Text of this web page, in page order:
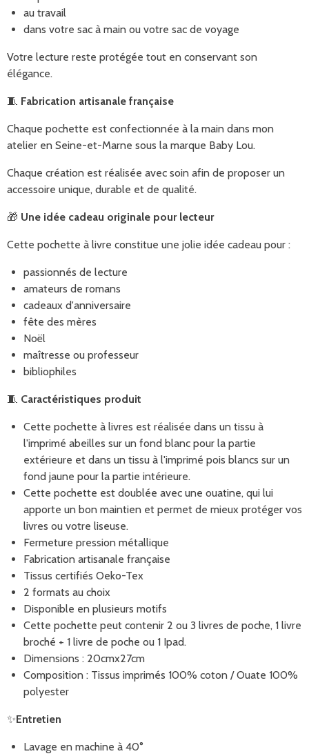
au travail
dans votre sac à main ou votre sac de voyage
Votre lecture reste protégée tout en conservant son
élégance.
🧵 Fabrication artisanale française
Chaque pochette est confectionnée à la main dans mon
atelier en Seine-et-Marne sous la marque Baby Lou.
Chaque création est réalisée avec soin afin de proposer un
accessoire unique, durable et de qualité.
🎁 Une idée cadeau originale pour lecteur
Cette pochette à livre constitue une jolie idée cadeau pour :
passionnés de lecture
amateurs de romans
cadeaux d'anniversaire
fête des mères
Noël
maîtresse ou professeur
bibliophiles
🧵 Caractéristiques produit
Cette pochette à livres est réalisée dans un tissu à
l'imprimé abeilles sur un fond blanc pour la partie
extérieure et dans un tissu à l'imprimé pois blancs sur un
fond jaune pour la partie intérieure.
Cette pochette est doublée avec une ouatine, qui lui
apporte un bon maintien et permet de mieux protéger vos
livres ou votre liseuse.
Fermeture pression métallique
Fabrication artisanale française
Tissus certifiés Oeko-Tex
2 formats au choix
Disponible en plusieurs motifs
Cette pochette peut contenir 2 ou 3 livres de poche, 1 livre
broché + 1 livre de poche ou 1 Ipad.
Dimensions : 20cmx27cm
Composition : Tissus imprimés 100% coton / Ouate 100%
polyester
✨Entretien
Lavage en machine à 40°